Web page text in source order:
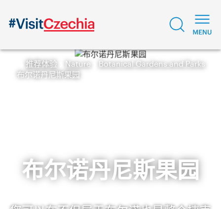
推荐体验 Nature
Botanical Gardens and Parks
布尔诺丹尼斯果园
布尔诺丹尼斯果园